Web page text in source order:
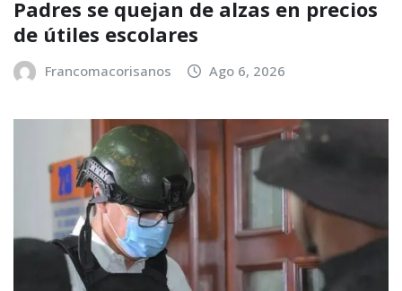
Padres se quejan de alzas en precios
de útiles escolares
Francomacorisanos Ago 6, 2026